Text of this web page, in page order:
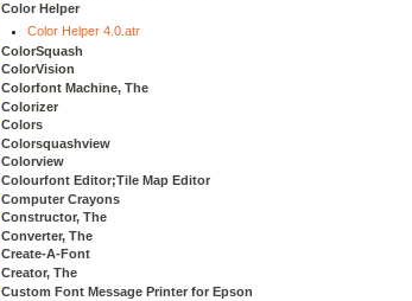
Color Helper
Color Helper 4.0.atr
ColorSquash
ColorVision
Colorfont Machine, The
Colorizer
Colors
Colorsquashview
Colorview
Colourfont Editor;Tile Map Editor
Computer Crayons
Constructor, The
Converter, The
Create-A-Font
Creator, The
Custom Font Message Printer for Epson